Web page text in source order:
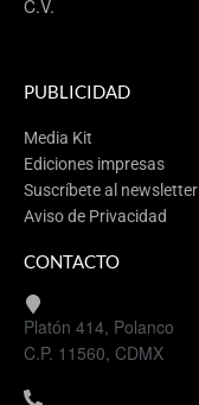
C.V.
PUBLICIDAD
Media Kit
Ediciones impresas
Suscríbete al newsletter
Aviso de Privacidad
CONTACTO
Platón 414, Polanco
C.P. 11560, CDMX